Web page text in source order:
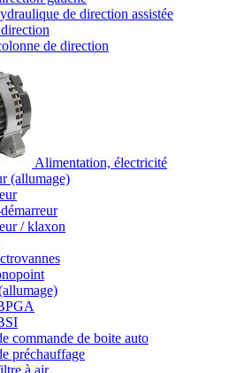
de direction assistée
de direction
Alimentation, électricité
(allumage)
/ klaxon
commande de boite auto
préchauffage
à air